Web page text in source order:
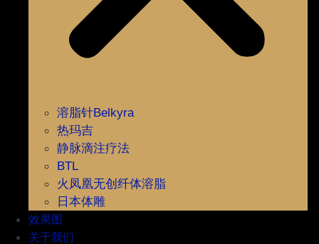
溶脂针Belkyra
热玛吉
静脉滴注疗法
BTL
火凤凰无创纤体溶脂
日本体雕
效果图
关于我们